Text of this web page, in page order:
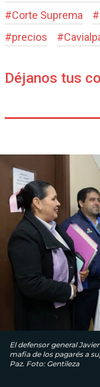
#Corte Suprema #
#precios #
Déjanos tus
El defensor general
mafia de los pagarés a
Paz. Foto: Gentileza